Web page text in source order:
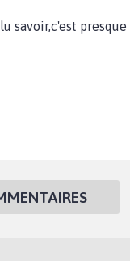
savoir,c'est presque